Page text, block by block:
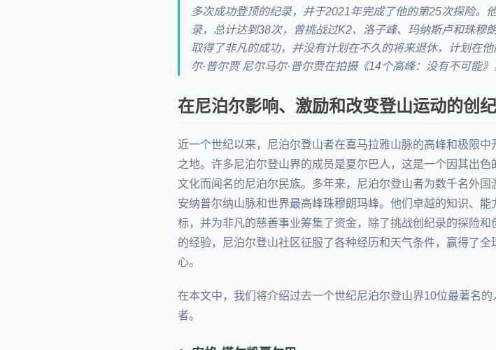
多次成功登顶的纪录，并于2021年完成了他的第25次探险。
录，总计达到38次，曾挑战过K2、洛子峰、玛纳斯卢和珠穆
取得了非凡的成功，并没有计划在不久的将来退休，计划在
尔·普尔贾 尼尔马尔·普尔贾在拍摄《14个高峰：没有不可能
在尼泊尔影响、激励和改变登山运动的创
近一个世纪以来，尼泊尔登山者在喜马拉雅山脉的高峰和极限
之地。许多尼泊尔登山界的成员是夏尔巴人，这是一个因其出
文化而闻名的尼泊尔民族。多年来，尼泊尔登山者为数千名外
安纳普尔纳山脉和世界最高峰珠穆朗玛峰。他们卓越的知识、
标，并为非凡的慈善事业筹集了资金，除了挑战创纪录的探险
的经验，尼泊尔登山社区征服了各种经历和天气条件，赢得了
心。
在本文中，我们将介绍过去一个世纪尼泊尔登山界10位最著名
者。